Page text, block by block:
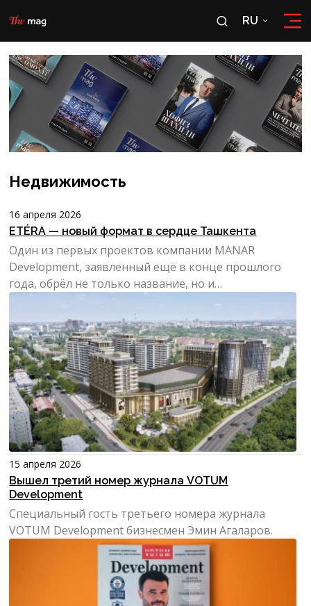
RU
RU
OʻZ
Недвижимость
16 апреля 2026
ETÉRA — новый формат в сердце Ташкента
Один из первых проектов компании MANAR
Development, заявленный ещё в конце прошлого
года, обрёл не только название, но и
15 апреля 2026
Вышел третий номер журнала VOTUM
Development
Специальный гость третьего номера журнала
VOTUM Development бизнесмен Эмин Агаларов.